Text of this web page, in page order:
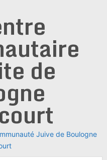
de
Juive de Boulogne